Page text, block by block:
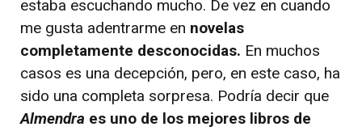
estaba escuchando mucho. De vez en cuando
me gusta adentrarme en novelas
completamente desconocidas. En muchos
casos es una decepción, pero, en este caso, ha
sido una completa sorpresa. Podría decir que
Almendra es uno de los mejores libros de